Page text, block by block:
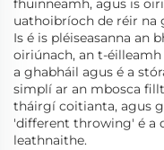
fhuinneamh, agus is
uathoibríoch de réir na
Is é is pléiseasanna an
oiriúnach, an t-
a ghabháil agus é a
simplí ar an mbosca
tháirgí coitianta, agus
'different throwing' é a
leathnaithe.